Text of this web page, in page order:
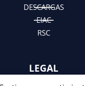
DESCARGAS
EIAC
RSC
LEGAL